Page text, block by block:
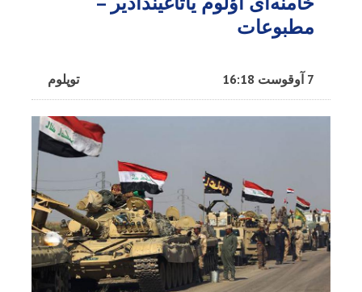
مطبوعات
توپلوم 7 آوقوست 16:18